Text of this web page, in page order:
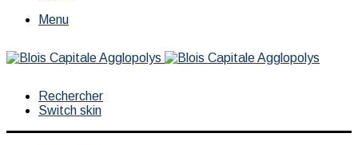
Menu
Rechercher
Switch skin